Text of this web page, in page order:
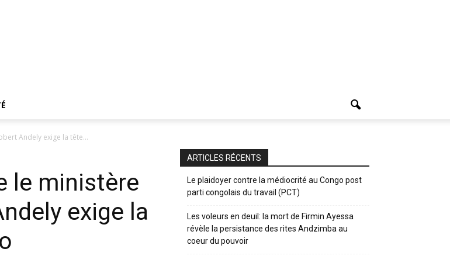
Andely exige la tête...
le ministère
exige la
ARTICLES RÉCENTS
Le plaidoyer contre la médiocrité au Congo post
parti congolais du travail (PCT)
Les voleurs en deuil: la mort de Firmin Ayessa
révèle la persistance des rites Andzimba au
coeur du pouvoir